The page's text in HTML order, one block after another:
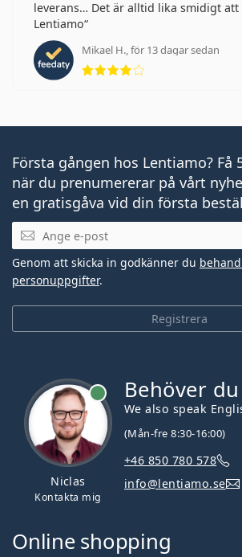
leverans… Det är alltid lika smidigt
Lentiamo
Mikael H., för 13 dagar sedan
Betyg 4 av 5
Första gången hos Lentiamo? Få
när du prenumererar på vårt
en gratisgåva vid din första
Mejladress
Registrera
Genom att skicka in godkänner du
personuppgifter.
Niclas
Kontakta mig
Behöver
We also speak
(Mån-fre 8:30-16:00)
+46 850 780 578
info@lentiamo.se
Online shopping